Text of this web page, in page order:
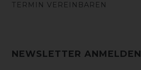
TERMIN VEREINBAREN
NEWSLETTER ANMELDEN